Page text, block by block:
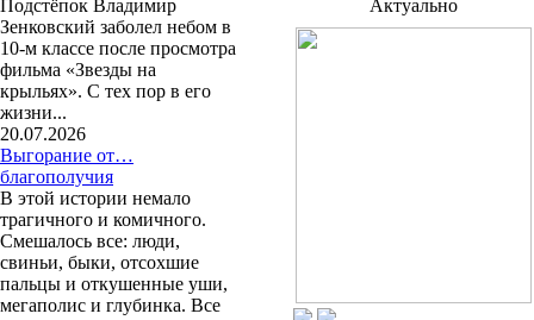
Подстёпок Владимир
Зенковский заболел небом в
10-м классе после просмотра
фильма «Звезды на
крыльях». С тех пор в его
жизни...
20.07.2026
Выгорание от…
благополучия
В этой истории немало
трагичного и комичного.
Смешалось все: люди,
свиньи, быки, отсохшие
пальцы и откушенные уши,
мегаполис и глубинка. Все
Актуально